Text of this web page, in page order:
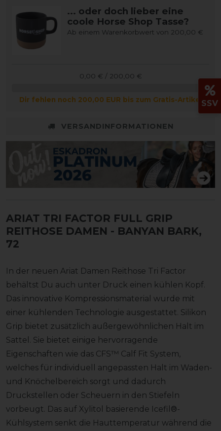
... oder doch lieber eine
coole Horse Shop Tasse?
Ab einem Warenkorbwert von 200,00 €
0,00 € / 200,00 €
Dir fehlen noch 200,00 EUR bis zum Gratis-Artikel
VERSANDINFORMATIONEN
ARIAT TRI FACTOR FULL GRIP
REITHOSE DAMEN - BANYAN BARK,
72
In der neuen Ariat Damen Reithose Tri Factor
behältst Du auch unter Druck einen kühlen Kopf.
Das innovative Kompressionsmaterial wurde mit
einer kühlenden Technologie ausgestattet. Silikon
Grip bietet zusätzlich außergewöhnlichen Halt im
Sattel. Sie bietet einige hervorragende
Eigenschaften wie das CFS™ Calf Fit System,
welches für individuell angepassten Halt im Waden-
und Knöchelbereich sorgt und dadurch
Druckstellen oder Scheuern in den Stiefeln
vorbeugt. Das auf Xylitol basierende Icefil®-
Kühlsystem senkt die Hauttemperatur während die
SSV